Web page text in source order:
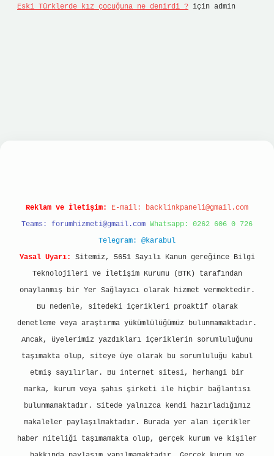
Eski Türklerde kız çocuğuna ne denirdi ? için admin
Reklam ve İletişim: E-mail: backlinkpaneli@gmail.com
Teams: forumhizmeti@gmail.com Whatsapp: 0262 606 0 726
Telegram: @karabul
Yasal Uyarı:
Sitemiz, 5651 Sayılı Kanun gereğince Bilgi
Teknolojileri ve İletişim Kurumu (BTK) tarafından
onaylanmış bir Yer Sağlayıcı olarak hizmet vermektedir.
Bu nedenle, sitedeki içerikleri proaktif olarak
denetleme veya araştırma yükümlülüğümüz bulunmamaktadır.
Ancak, üyelerimiz yazdıkları içeriklerin sorumluluğunu
taşımakta olup, siteye üye olarak bu sorumluluğu kabul
etmiş sayılırlar. Bu internet sitesi, herhangi bir
marka, kurum veya şahıs şirketi ile hiçbir bağlantısı
bulunmamaktadır. Sitede yalnızca kendi hazırladığımız
makaleler paylaşılmaktadır. Burada yer alan içerikler
haber niteliği taşımamakta olup, gerçek kurum ve kişiler